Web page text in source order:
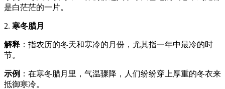
是白茫茫的一片。
2. 寒冬腊月
解释 ：指农历的冬天和寒冷的月份，尤其指一年中最冷的时
节。
示例 ：在寒冬腊月里，气温骤降，人们纷纷穿上厚重的冬衣来
抵御寒冷。